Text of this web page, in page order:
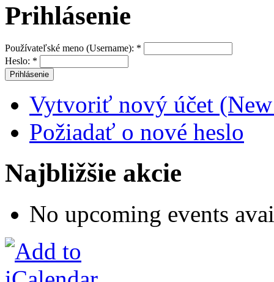
Prihlásenie
Používateľské meno (Username): *
Heslo: *
Vytvoriť nový účet
Požiadať o nové heslo
Najbližšie akcie
No upcoming events